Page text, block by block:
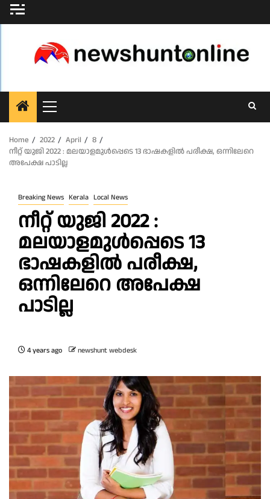
Skip
to
Primary
Menu
Home
2022 April
8
നീറ്റ് യുജി 2022 : മലയാളമുൾപ്പെടെ 13 ഭാഷകളിൽ പരീക്ഷ, ഒന്നിലേറെ
അപേക്ഷ പാടില്ല
Breaking News Kerala Local News
നീറ്റ് യുജി 2022 :
മലയാളമുൾപ്പെടെ 13
ഭാഷകളിൽ പരീക്ഷ,
ഒന്നിലേറെ അപേക്ഷ
പാടില്ല
4 years ago newshunt webdesk